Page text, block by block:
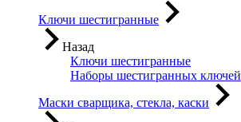
Ключи шестигранные
Назад
Ключи шестигранные
Наборы шестигранных ключей
Маски сварщика, стекла, каски